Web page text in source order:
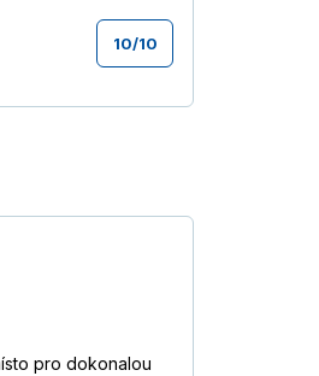
10/10
pro dokonalou